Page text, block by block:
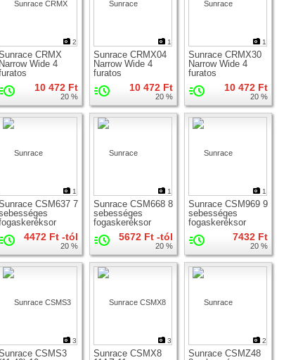
2
CRMX
Narrow Wide 4
szimmetrikus
lánctányér10 472 Ft
20 %
1
Sunrace CRMX04
Narrow Wide 4
furatos
szimmetrikus
lánctányér10 472 Ft
20 %
1
Sunrace CRMX30
Narrow Wide 4
furatos
aszimmetrikus
lánctányér10 472 Ft
20 %
1
CSM637 7
4472 Ft -tól
20 %
1
Sunrace CSM668 8
sebességes
fogaskeréksor
5672 Ft -tól
20 %
1
Sunrace CSM969 9
sebességes
fogaskeréksor
7432 Ft
20 %
3
CSMS3
3
Sunrace CSMX8
2
Sunrace CSMZ48